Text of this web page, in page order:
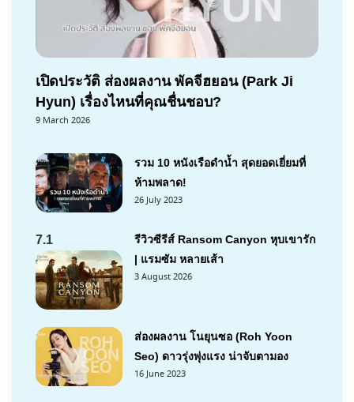
เปิดประวัติ ส่องผลงาน พัคจีฮยอน (Park Ji
Hyun) เรื่องไหนที่คุณชื่นชอบ?
9 March 2026
รวม 10 หนังเรือดำน้ำ สุดยอดเยี่ยมที่
ห้ามพลาด!
26 July 2023
7.1
รีวิวซีรีส์ Ransom Canyon หุบเขารัก
| แรมซัม หลายเส้า
3 August 2026
ส่องผลงาน โนยุนซอ (Roh Yoon
Seo) ดาวรุ่งพุ่งแรง น่าจับตามอง
16 June 2023